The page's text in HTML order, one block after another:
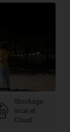
Stockage
local et
Cloud